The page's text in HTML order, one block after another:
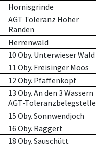
Hornisgrinde
AGT Toleranz Hoher
Randen
Herrenwald
10 Oby. Unterwieser Wald
11 Oby. Freisinger Moos
12 Oby. Pfaffenkopf
13 Oby. An den 3 Wassern
AGT-Toleranzbelegstelle
15 Oby. Sonnwendjoch
16 Oby. Raggert
18 Oby. Sauschütt